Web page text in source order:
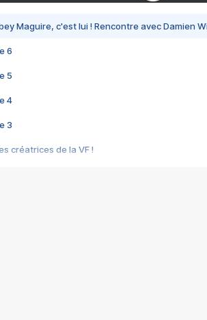
Maguire, c'est lui ! Rencontre avec Damien
6
5
4
3
créatrices de la VF !